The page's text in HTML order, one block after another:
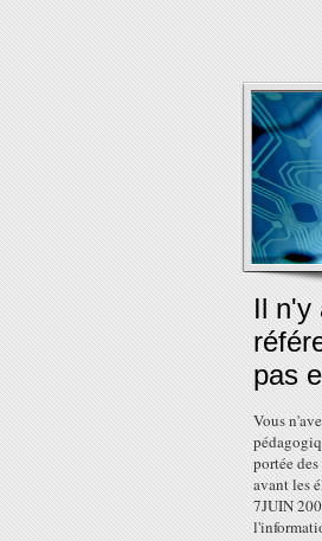
Il n'y
pas
Vous
portée
avant les
7JUIN